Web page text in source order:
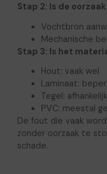
Stap 2: Is de
Vochtbron
Mechanische
Stap 3: Is het
Hout: vaak wel
Laminaat:
Tegel:
PVC: meestal
De fout die vaak
zonder oorzaak te
schade.